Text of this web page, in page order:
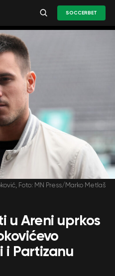
SOCCERBET
Foto: MN Press/Marko Metlaš
u Areni uprkos
i Partizanu